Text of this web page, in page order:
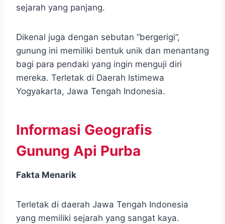
sejarah yang panjang.
Dikenal juga dengan sebutan “bergerigi”,
gunung ini memiliki bentuk unik dan menantang
bagi para pendaki yang ingin menguji diri
mereka. Terletak di Daerah Istimewa
Yogyakarta, Jawa Tengah Indonesia.
Informasi Geografis
Gunung Api Purba
Fakta Menarik
Terletak di daerah Jawa Tengah Indonesia
yang memiliki sejarah yang sangat kaya.